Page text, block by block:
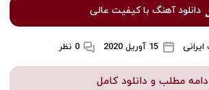
دانلود آهنگ با کیفیت عالی
15 آوریل 2020 0 نظر
مطلب و دانلود کامل